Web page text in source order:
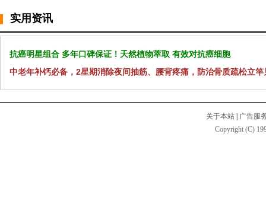
实用资讯
抗癌明星组合 多年口碑保证！天然植物萃取 有效对抗癌细胞
中老年补钙必备，2星期消除夜间抽筋、腰背疼痛，防治骨质疏松立竿
关于本站
广告服
Copyright (C)